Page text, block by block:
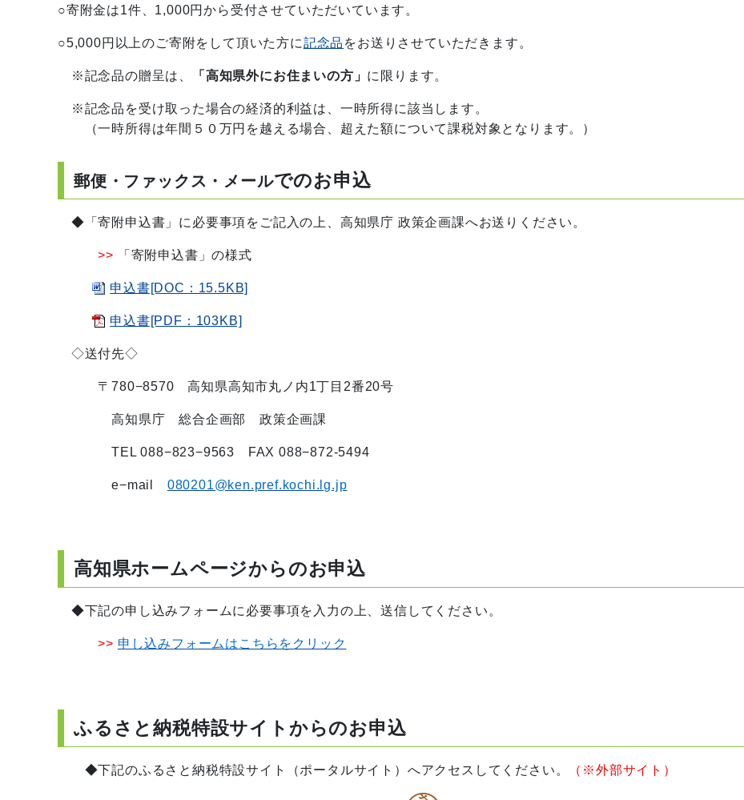
○寄附金は1件、1,000円から受付させていただいています。
○5,000円以上のご寄附をして頂いた方に記念品 をお送りさせていただきます。
※記念品の贈呈は、 「高知県外にお住まいの方」 に限ります。
※記念品を受け取った場合の経済的利益は、一時所得に該当します。
（一時所得は年間５０万円を越える場合、超えた額について課税対象となります。）
郵便・ファックス・メールでのお申込
◆「寄附申込書」に必要事項をご記入の上、高知県庁 政策企画課へお送りください。
>> 「寄附申込書」の様式
申込書[DOC：15.5KB]
申込書[PDF：103KB]
◇送付先◇
〒780−8570 高知県高知市丸ノ内1丁目2番20号
高知県庁 総合企画部 政策企画課
TEL 088−823−9563 FAX 088−872-5494
e−mail 080201@ken.pref.kochi.lg.jp
高知県ホームページからのお申込
◆下記の申し込みフォームに必要事項を入力の上、送信してください。
>> 申し込みフォームはこちらをクリック
ふるさと納税特設サイトからのお申込
◆下記のふるさと納税特設サイト（ポータルサイト）へアクセスしてください。 （※外部サイト）